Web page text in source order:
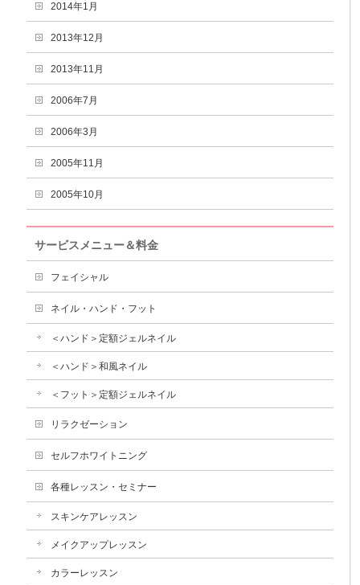
2014年1月
2013年12月
2013年11月
2006年7月
2006年3月
2005年11月
2005年10月
サービスメニュー＆料金
フェイシャル
ネイル・ハンド・フット
＜ハンド＞定額ジェルネイル
＜ハンド＞和風ネイル
＜フット＞定額ジェルネイル
リラクゼーション
セルフホワイトニング
各種レッスン・セミナー
スキンケアレッスン
メイクアップレッスン
カラーレッスン